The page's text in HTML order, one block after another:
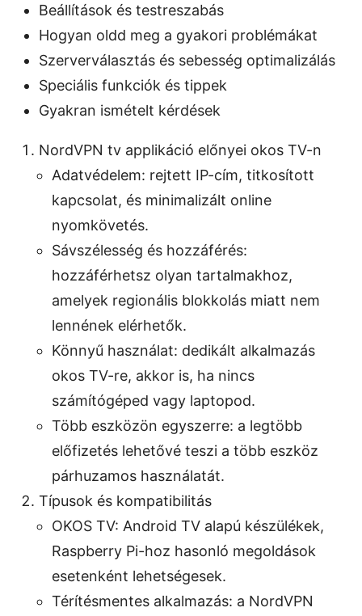
Beállítások és testreszabás
Hogyan oldd meg a gyakori problémákat
Szerverválasztás és sebesség optimalizálás
Speciális funkciók és tippek
Gyakran ismételt kérdések
NordVPN tv applikáció előnyei okos TV-n
Adatvédelem: rejtett IP-cím, titkosított
kapcsolat, és minimalizált online
nyomkövetés.
Sávszélesség és hozzáférés:
hozzáférhetsz olyan tartalmakhoz,
amelyek regionális blokkolás miatt nem
lennének elérhetők.
Könnyű használat: dedikált alkalmazás
okos TV-re, akkor is, ha nincs
számítógéped vagy laptopod.
Több eszközön egyszerre: a legtöbb
előfizetés lehetővé teszi a több eszköz
párhuzamos használatát.
Típusok és kompatibilitás
OKOS TV: Android TV alapú készülékek,
Raspberry Pi-hoz hasonló megoldások
esetenként lehetségesek.
Térítésmentes alkalmazás: a NordVPN